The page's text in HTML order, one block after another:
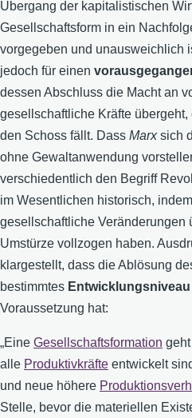
Übergang der kapitalistischen
Gesellschaftsform in ein
vorgegeben und unausweichlich
jedoch für einen
dessen Abschluss die Macht an
gesellschaftliche Kräfte
den Schoss fällt. Dass Marxsich
ohne Gewaltanwendung
verschiedentlich den Begriff
im Wesentlichen historisch,
gesellschaftliche Veränderungen
Umstürze vollzogen haben.
klargestellt, dass die Ablösung
bestimmtes
Voraussetzung hat:
„Eine Gesellschaftsformation
alle Produktivkräfte entwickelt
und neue höhere
Stelle, bevor die materiellen